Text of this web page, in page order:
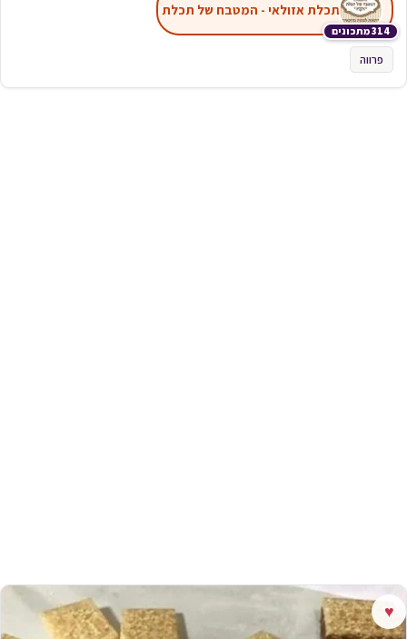
314 מתכונים
תכלת אזולאי - המטבח של תכלת
פרווה
♥